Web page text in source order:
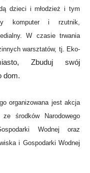
dzieci i młodzież i tym
komputer i rzutnik,
W czasie trwania
warsztatów, tj. Eko-
Zbuduj swój
dom.
organizowana jest akcja
środków Narodowego
Wodnej oraz
i Gospodarki Wodnej